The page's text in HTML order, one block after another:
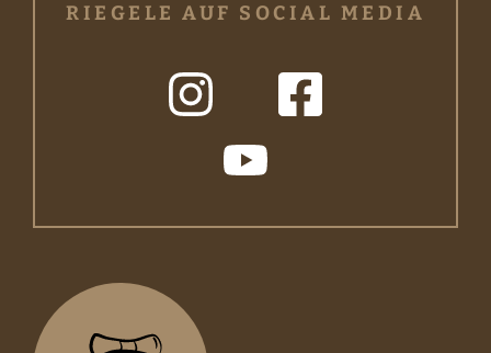
RIEGELE AUF SOCIAL MEDIA